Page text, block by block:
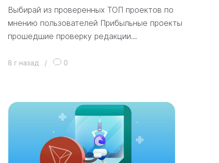
Выбирай из проверенных ТОП проектов по
мнению пользователей Прибыльные проекты
прошедшие проверку редакции…
8 г назад / 0